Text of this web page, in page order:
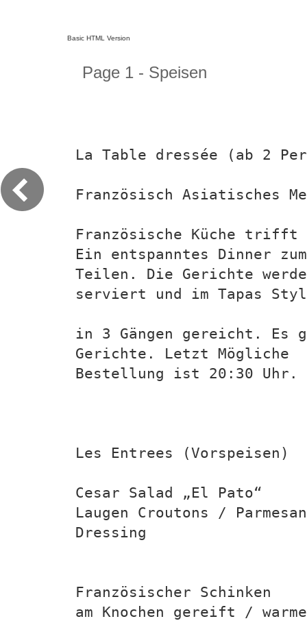
Basic HTML Version
Page 1 - Speisen
La Table dressée (ab 2
Französisch Asiatisches
Französische Küche
Ein entspanntes Dinner zum
Teilen. Die Gerichte
serviert und im Tapas
in 3 Gängen gereicht. Es
Gerichte. Letzt Mögliche
Bestellung ist 20:30 Uhr.
Les Entrees (Vorspeisen)
Cesar Salad „El Pato“
Laugen Croutons /
Dressing
Französischer Schinken
am Knochen gereift /